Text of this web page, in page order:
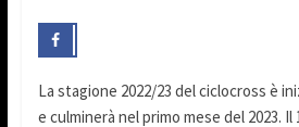
La stagione 2022/23 del ciclocross è
e culminerà nel primo mese del 2023. Il